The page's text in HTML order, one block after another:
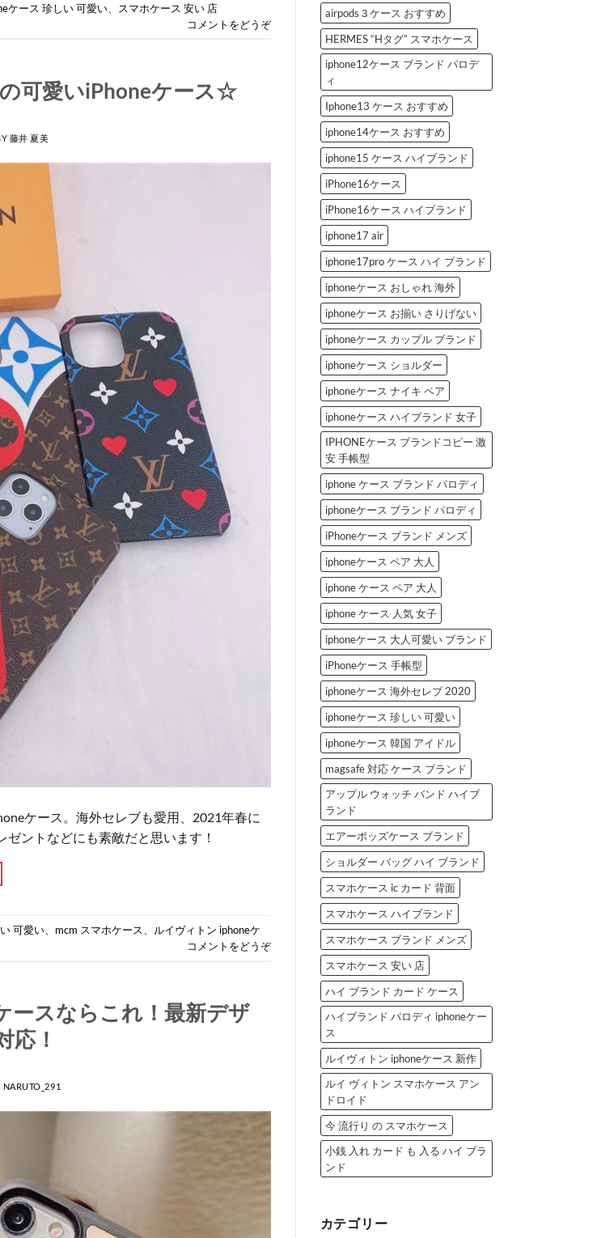
ケース 珍しい 可愛い
スマホケース 安い 店
コメントをどうぞ
可愛いiPhoneケース☆
藤井 夏美
ケース。海外セレブも愛用、2021年春に
ントなどにも素敵だと思います！
可愛い mcm スマホケース
ルイヴィトン iphoneケ
コメントをどうぞ
ースならこれ！最新デザ
応！
NARUTO_291
airpods３ケース おすすめ
HERMES “Hタグ” スマホケース
iphone12ケース ブランド パロデ
ィ
Iphone13 ケース おすすめ
iphone14ケース おすすめ
iphone15 ケース ハイブランド
iPhone16ケース
iPhone16ケース ハイブランド
iphone17 air
iphone17pro ケース ハイ ブランド
iphoneケース おしゃれ 海外
iphoneケース お揃い さりげない
iphoneケース カップル ブランド
iphoneケース ショルダー
iphoneケース ナイキ ペア
iphoneケース ハイブランド 女子
IPHONEケース ブランドコピー 激
安 手帳型
iphone ケース ブランド パロディ
iphoneケース ブランド パロディ
iPhoneケース ブランド メンズ
iphoneケース ペア 大人
iphone ケース ペア 大人
iphone ケース 人気 女子
iphoneケース 大人可愛い ブランド
iPhoneケース 手帳型
iphoneケース 海外セレブ 2020
iphoneケース 珍しい 可愛い
iphoneケース 韓国 アイドル
magsafe 対応 ケース ブランド
アップル ウォッチ バンド ハイブ
ランド
エアーポッズケース ブランド
ショルダー バッグ ハイ ブランド
スマホケース ic カード 背面
スマホケース ハイブランド
スマホケース ブランド メンズ
スマホケース 安い 店
ハイ ブランド カード ケース
ハイブランド パロディ iphoneケー
ス
ルイヴィトン iphoneケース 新作
ルイ ヴィトン スマホケース アン
ドロイド
今 流行り の スマホケース
小銭 入れ カード も 入る ハイ ブラ
ンド
カテゴリー